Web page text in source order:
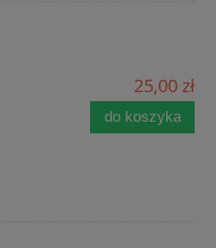
25,00 zł
do koszyka